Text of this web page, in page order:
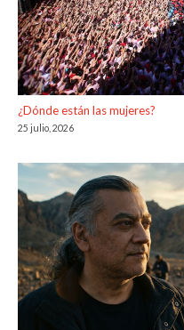
¿Dónde están las mujeres?
25 julio, 2026